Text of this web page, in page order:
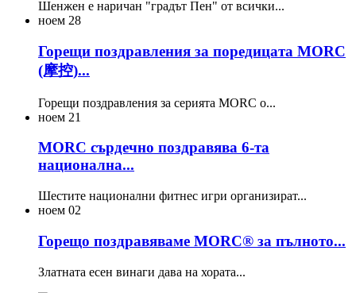
Шенжен е наричан "градът Пен" от всички...
ноем 28
Горещи поздравления за поредицата MORC
(摩控)...
Горещи поздравления за серията MORC o...
ноем 21
MORC сърдечно поздравява 6-та
национална...
Шестите национални фитнес игри организират...
ноем 02
Горещо поздравяваме MORC® за пълното...
Златната есен винаги дава на хората...